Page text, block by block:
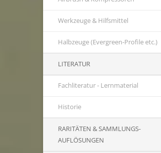
Werkzeuge & Hilfsmittel
Halbzeuge (Evergreen-Profile etc.)
LITERATUR
Fachliteratur - Lernmaterial
Historie
RARITÄTEN & SAMMLUNGS-
AUFLÖSUNGEN